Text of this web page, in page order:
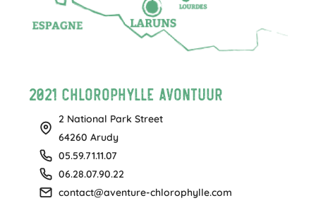
2021 Chlorophylle Avontuur
2 National Park Street
64260 Arudy
05.59.71.11.07
06.28.07.90.22
contact@aventure-chlorophylle.com